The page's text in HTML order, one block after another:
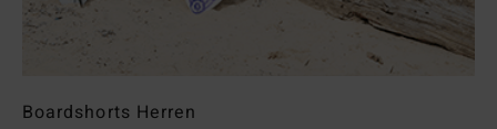
Boardshorts Herren